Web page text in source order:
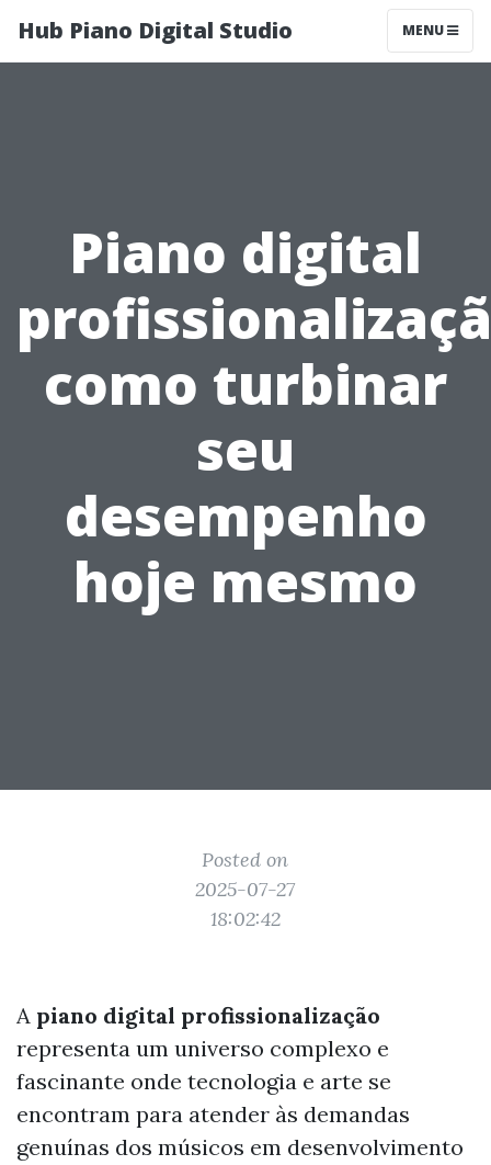
Hub Piano Digital Studio MENU
Piano digital
como turbinar
seu
desempenho
hoje mesmo
Posted on
2025-07-27
18:02:42
A piano digital profissionalização
representa um universo complexo e
fascinante onde tecnologia e arte se
encontram para atender às demandas
genuínas dos músicos em desenvolvimento